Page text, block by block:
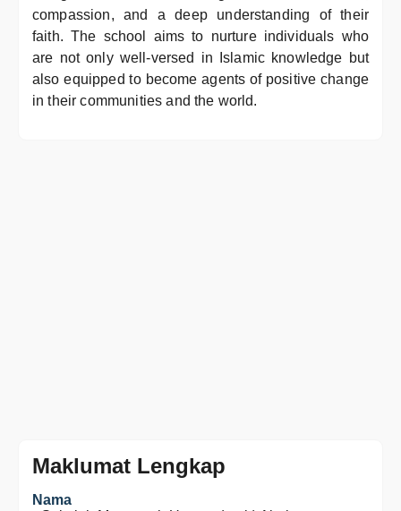
compassion, and a deep understanding of their
faith. The school aims to nurture individuals who
are not only well-versed in Islamic knowledge but
also equipped to become agents of positive change
in their communities and the world.
Maklumat Lengkap
Nama